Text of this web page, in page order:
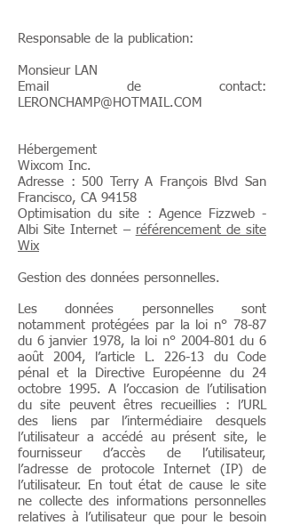
Responsable de la publication:
Monsieur LAN
Email de contact:
LERONCHAMP@HOTMAIL.COM
Hébergement
Wixcom Inc.
Adresse : 500 Terry A François Blvd San
Francisco, CA 94158
Optimisation du site : Agence Fizzweb -
Albi Site Internet – référencement de site
Wix
Gestion des données personnelles.
Les données personnelles sont
notamment protégées par la loi n° 78-87
du 6 janvier 1978, la loi n° 2004-801 du 6
août 2004, l’article L. 226-13 du Code
pénal et la Directive Européenne du 24
octobre 1995. A l’occasion de l’utilisation
du site peuvent êtres recueillies : l’URL
des liens par l’intermédiaire desquels
l’utilisateur a accédé au présent site, le
fournisseur d’accès de l’utilisateur,
l’adresse de protocole Internet (IP) de
l’utilisateur. En tout état de cause le site
ne collecte des informations personnelles
relatives à l’utilisateur que pour le besoin